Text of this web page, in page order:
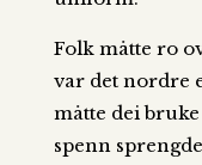
Folk måtte ro
var det nordre
måtte dei
spenn